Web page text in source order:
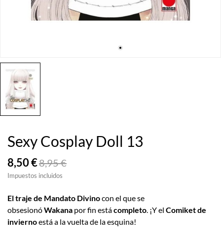
Sexy Cosplay Doll 13
8,50 €8,95 €
Impuestos incluidos
El traje de Mandato Divinocon el que se
obsesionóWakana por fin estácompleto. ¡Y el Comiket de
inviernoestá a la vuelta de la esquina!